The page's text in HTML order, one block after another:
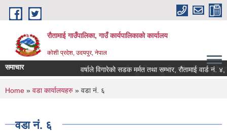
Skip to main content
रौतामाई गाउँपालिका, गाउँ कार्यपालिकाको कार्यालय
कोशी प्रदेश, उदयपुर, नेपाल
गाउँपालिका हाम्रो अभियान सबै सुखी र खुसी रहौं यहि हाम्रो पहिचान"
समाचार वर्षाले विगारेको सडक मर्मत तथा सम्भार, रौतामाई वार्ड नं. ४,
You are here
Home » वडा कार्यालयहरु » वडा नं. ६
वडा नं. ६